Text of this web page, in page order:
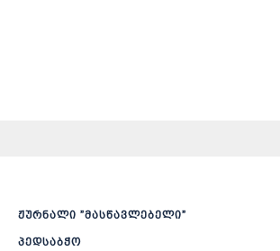
ჟურნალი ”მასწავლებელი”
პედსაბჭო